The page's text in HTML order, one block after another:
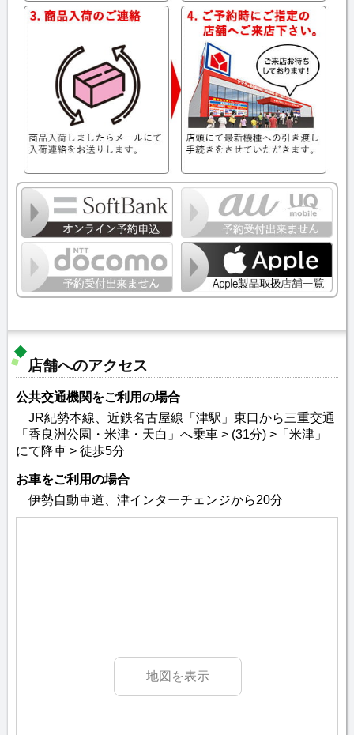
店舗へのアクセス
公共交通機関をご利用の場合
JR紀勢本線、近鉄名古屋線「津駅」東口から三重交通
「香良洲公園・米津・天白」へ乗車 > (31分) >「米津」
にて降車 > 徒歩5分
お車をご利用の場合
伊勢自動車道、津インターチェンジから20分
地図を表示